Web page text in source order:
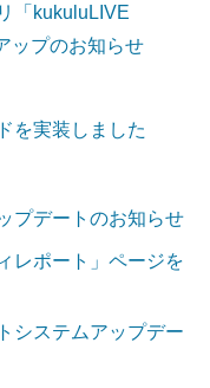
「kukuluLIVE
ップのお知らせ
を実装しました
プデートのお知らせ
レポート」ページを
システムアップデー